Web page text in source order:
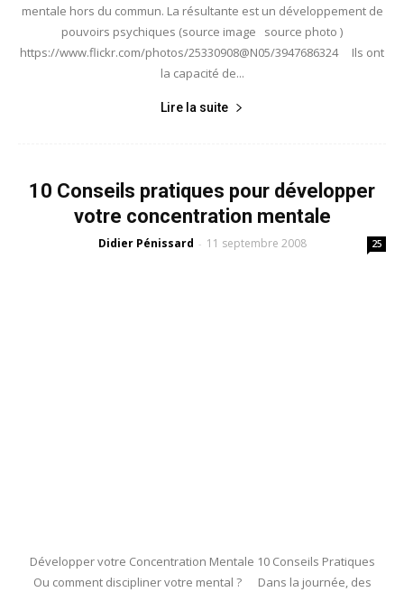
mentale hors du commun. La résultante est un développement de
pouvoirs psychiques (source image source photo )
https://www.flickr.com/photos/25330908@N05/3947686324 Ils ont
la capacité de...
Lire la suite
10 Conseils pratiques pour développer
votre concentration mentale
Didier Pénissard - 11 septembre 2008 25
Développer votre Concentration Mentale 10 Conseils Pratiques
Ou comment discipliner votre mental ? Dans la journée, des